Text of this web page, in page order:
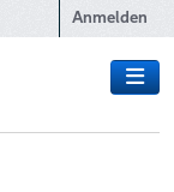
Anmelden